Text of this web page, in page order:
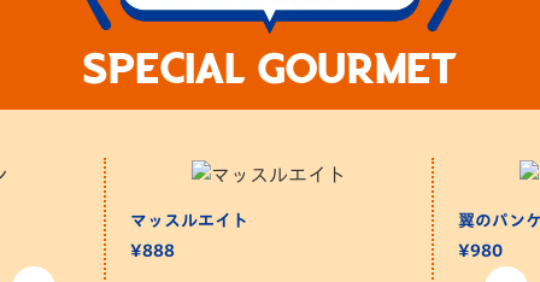
SPECIAL GOURMET
マッスルエイト
¥888
翼のパン
¥980